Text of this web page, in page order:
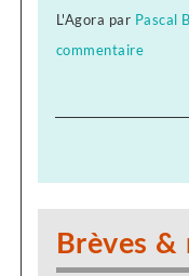
L'Agora par Pascal
commentaire
Brèves &